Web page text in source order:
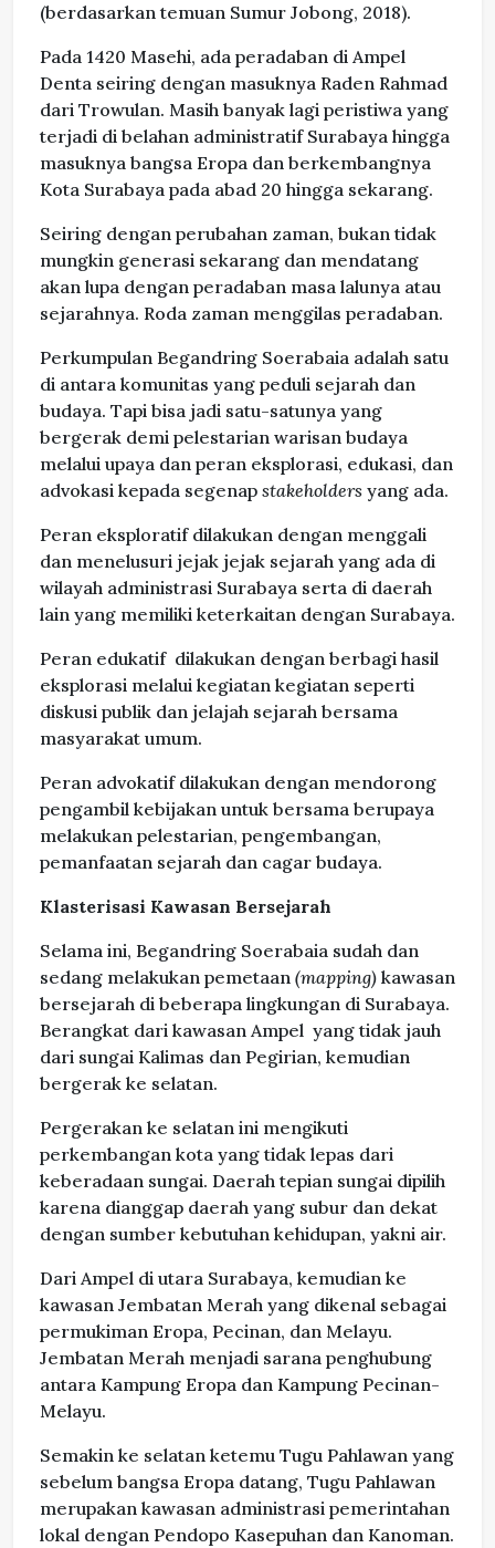
(berdasarkan temuan Sumur Jobong, 2018).
Pada 1420 Masehi, ada peradaban di Ampel
Denta seiring dengan masuknya Raden Rahmad
dari Trowulan. Masih banyak lagi peristiwa yang
terjadi di belahan administratif Surabaya hingga
masuknya bangsa Eropa dan berkembangnya
Kota Surabaya pada abad 20 hingga sekarang.
Seiring dengan perubahan zaman, bukan tidak
mungkin generasi sekarang dan mendatang
akan lupa dengan peradaban masa lalunya atau
sejarahnya. Roda zaman menggilas peradaban.
Perkumpulan Begandring Soerabaia adalah satu
di antara komunitas yang peduli sejarah dan
budaya. Tapi bisa jadi satu-satunya yang
bergerak demi pelestarian warisan budaya
melalui upaya dan peran eksplorasi, edukasi, dan
advokasi kepada segenap stakeholders yang ada.
Peran eksploratif dilakukan dengan menggali
dan menelusuri jejak jejak sejarah yang ada di
wilayah administrasi Surabaya serta di daerah
lain yang memiliki keterkaitan dengan Surabaya.
Peran edukatif dilakukan dengan berbagi hasil
eksplorasi melalui kegiatan kegiatan seperti
diskusi publik dan jelajah sejarah bersama
masyarakat umum.
Peran advokatif dilakukan dengan mendorong
pengambil kebijakan untuk bersama berupaya
melakukan pelestarian, pengembangan,
pemanfaatan sejarah dan cagar budaya.
Klasterisasi Kawasan Bersejarah
Selama ini, Begandring Soerabaia sudah dan
sedang melakukan pemetaan (mapping) kawasan
bersejarah di beberapa lingkungan di Surabaya.
Berangkat dari kawasan Ampel yang tidak jauh
dari sungai Kalimas dan Pegirian, kemudian
bergerak ke selatan.
Pergerakan ke selatan ini mengikuti
perkembangan kota yang tidak lepas dari
keberadaan sungai. Daerah tepian sungai dipilih
karena dianggap daerah yang subur dan dekat
dengan sumber kebutuhan kehidupan, yakni air.
Dari Ampel di utara Surabaya, kemudian ke
kawasan Jembatan Merah yang dikenal sebagai
permukiman Eropa, Pecinan, dan Melayu.
Jembatan Merah menjadi sarana penghubung
antara Kampung Eropa dan Kampung Pecinan-
Melayu.
Semakin ke selatan ketemu Tugu Pahlawan yang
sebelum bangsa Eropa datang, Tugu Pahlawan
merupakan kawasan administrasi pemerintahan
lokal dengan Pendopo Kasepuhan dan Kanoman.